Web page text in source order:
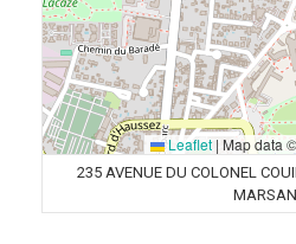
Leaflet | Map data ©
235 AVENUE DU COLONEL
MARSAN